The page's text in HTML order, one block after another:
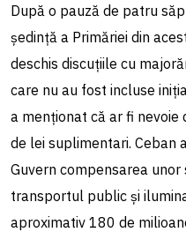
După o pauză de patru
ședință a Primăriei din
deschis discuțiile cu
care nu au fost incluse
a menționat că ar fi
de lei suplimentari. Ceban
Guvern compensarea
transportul public și
aproximativ 180 de